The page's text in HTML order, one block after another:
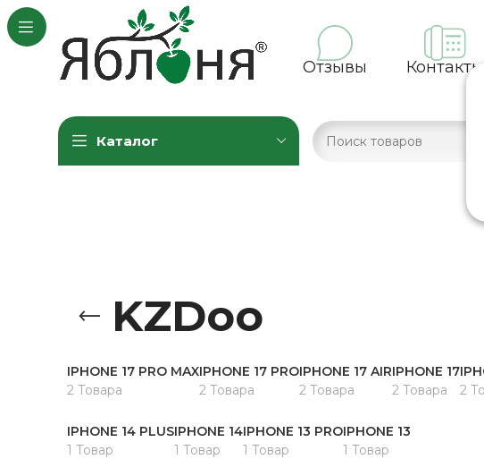
Отзывы Контакты
Каталог
KZDoo
IPHONE 17 PRO MAX
2 Товара
IPHONE 17 PRO
2 Товара
IPHONE 17 AIR
2 Товара
IPHONE 17
2 Товара
2
IPHONE 14 PLUS
1 Товар
IPHONE 14
1 Товар
IPHONE 13 PRO
1 Товар
IPHONE 13
1 Товар